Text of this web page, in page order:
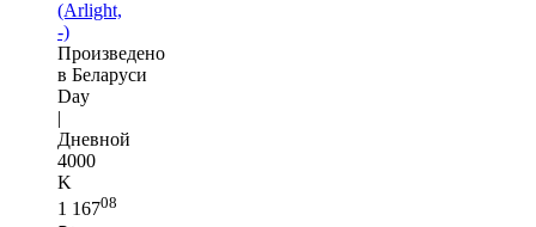
(Arlight,
-)
Произведено
в Беларуси
Day
|
Дневной
4000
K
1 16708